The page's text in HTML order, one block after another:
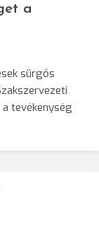
a
sürgős
tevékenység